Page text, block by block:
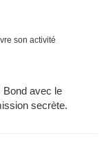
son activité
Bond avec le
secrète.